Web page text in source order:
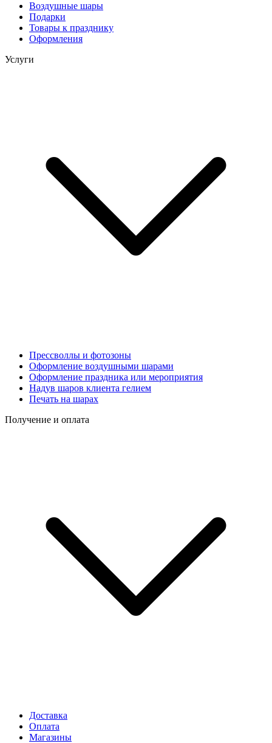
Воздушные шары
Подарки
Товары к празднику
Оформления
Услуги
Прессволлы и фотозоны
Оформление воздушными шарами
Оформление праздника или мероприятия
Надув шаров клиента гелием
Печать на шарах
Получение и оплата
Доставка
Оплата
Магазины